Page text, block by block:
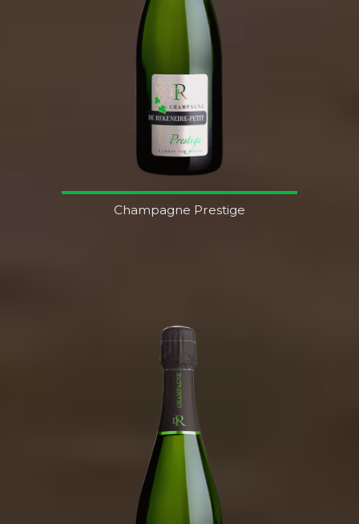
Champagne Prestige